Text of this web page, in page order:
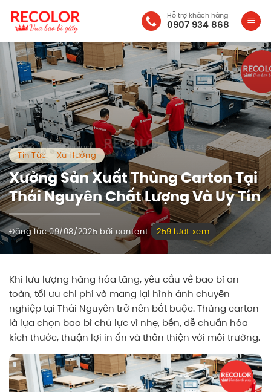
Bỏ
qua
dung
Hỗ trợ khách hàng
0907 934 868
Tin Tức – Xu Hướng
Xưởng Sản Xuất Thùng Carton Tại
Thái Nguyên Chất Lượng Và Uy Tín
Đăng lúc09/08/2025 bởi content 259 lượt xem
Khi lưu lượng hàng hóa tăng, yêu cầu về bao bì an
toàn, tối ưu chi phí và mang lại hình ảnh chuyên
nghiệp tại Thái Nguyên trở nên bắt buộc. Thùng carton
là lựa chọn bao bì chủ lực vì nhẹ, bền, dễ chuẩn hóa
kích thước, thuận lợi in ấn và thân thiện với môi trường.